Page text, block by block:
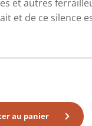
et autres
et de ce silence
au panier